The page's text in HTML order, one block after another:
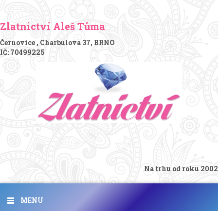
Zlatnictví Aleš Tůma
Černovice , Charbulova 37, BRNO
IČ: 70499225
Na trhu od roku 2002
MENU